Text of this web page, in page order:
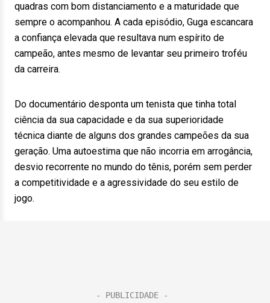
quadras com bom distanciamento e a maturidade que
sempre o acompanhou. A cada episódio, Guga escancara
a confiança elevada que resultava num espírito de
campeão, antes mesmo de levantar seu primeiro troféu
da carreira.
Do documentário desponta um tenista que tinha total
ciência da sua capacidade e da sua superioridade
técnica diante de alguns dos grandes campeões da sua
geração. Uma autoestima que não incorria em arrogância,
desvio recorrente no mundo do tênis, porém sem perder
a competitividade e a agressividade do seu estilo de
jogo.